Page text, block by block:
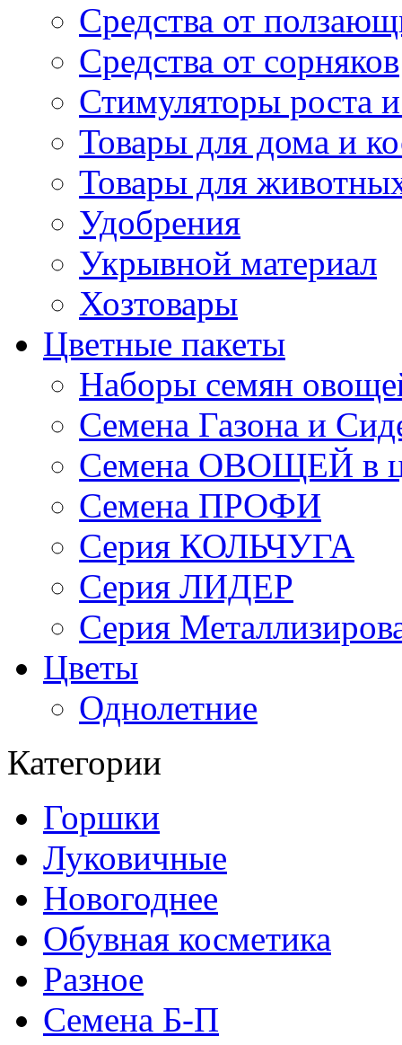
Средства от
Средства от сорняков
Стимуляторы роста и
Товары для дома и
Товары для
Удобрения
Укрывной материал
Хозтовары
Цветные пакеты
Наборы семян
Семена Газона и
Семена ОВОЩЕЙ в
Семена ПРОФИ
Серия КОЛЬЧУГА
Серия ЛИДЕР
Серия
Цветы
Однолетние
Категории
Горшки
Луковичные
Новогоднее
Обувная косметика
Разное
Семена Б-П